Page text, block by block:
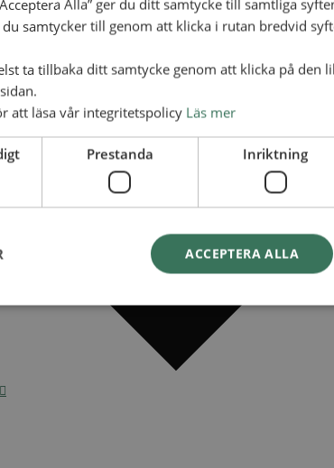
Alla” ger du ditt samtycke till samtliga
samtycker till genom att klicka i rutan bredvid
ta tillbaka ditt samtycke genom att klicka på den
att läsa vår integritetspolicy Läs mer
Prestanda Inriktning
ACCEPTERA ALLA